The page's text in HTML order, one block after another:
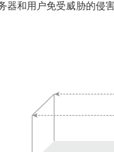
器和用户免受威胁的侵